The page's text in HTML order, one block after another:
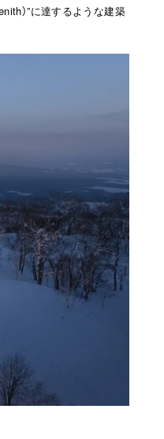
）”に達するような建築